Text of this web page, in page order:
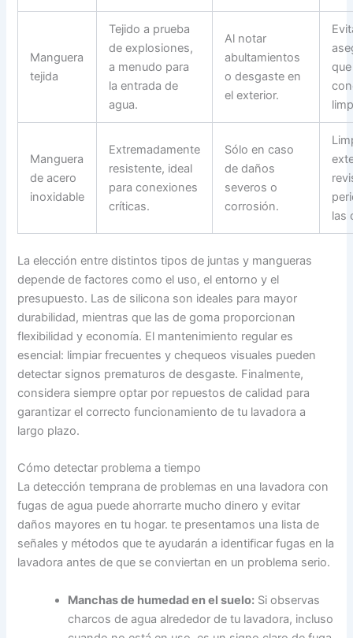
Manguera
tejida
Tejido a prueba
de explosiones,
a menudo para
la entrada de
agua.
Al notar
abultamientos
o desgaste en
el exterior.
Manguera
de acero
inoxidable
Extremadamente
resistente, ideal
para conexiones
críticas.
Sólo en caso
de daños
severos o
corrosión.
las
La elección entre distintos tipos de juntas y mangueras
depende de factores como el uso, el entorno y el
presupuesto. Las de silicona son ideales para mayor
durabilidad, mientras que las de goma proporcionan
flexibilidad y economía. El mantenimiento regular es
esencial: limpiar frecuentes y chequeos visuales pueden
detectar signos prematuros de desgaste. Finalmente,
considera siempre optar por repuestos de calidad para
garantizar el correcto funcionamiento de tu lavadora a
largo plazo.
Cómo detectar problema a tiempo
La detección temprana de problemas en una lavadora con
fugas de agua puede ahorrarte mucho dinero y evitar
daños mayores en tu hogar. te presentamos una lista de
señales y métodos que te ayudarán a identificar fugas en la
lavadora antes de que se conviertan en un problema serio.
Manchas de humedad en el suelo: Si observas
charcos de agua alrededor de tu lavadora, incluso